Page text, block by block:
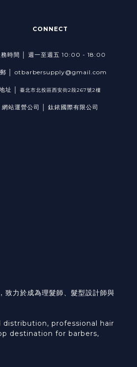
CONNECT
務時間 │ 週一至週五 10:00 - 18:00
郵 │ otbarbersupply@gmail.com
址 │ 臺北市北投區西安街2段267號2樓
網站運營公司 │ 鈦銥國際有限公司
力於成為理髮師、髮型設計師與
professional hair
destination for barbers,